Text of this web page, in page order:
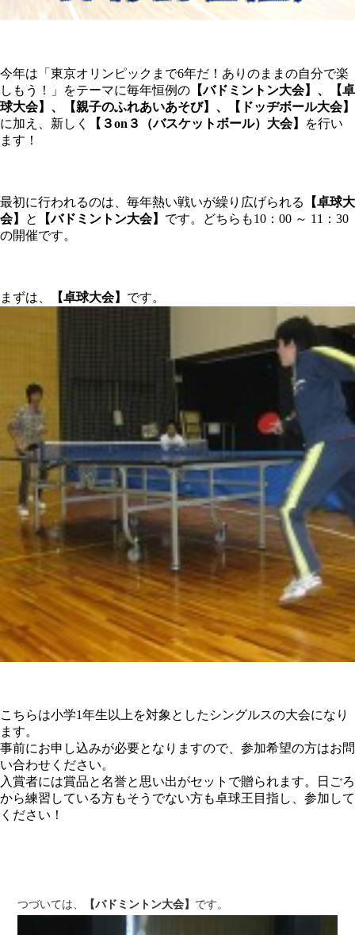
今年は「東京オリンピックまで6年だ！ありのままの自分で楽
しもう！」をテーマに毎年恒例の 【バドミントン大会】、【卓
球大会】、【親子のふれあいあそび】、【ドッヂボール大会】
に加え、新しく
【３on３（バスケットボール）大会】
を行い
ます！
最初に行われるのは、毎年熱い戦いが繰り広げられる
【卓球大
会】
と 【バドミントン大会】 です。どちらも10：00 ～ 11：30
の開催です。
まずは、 【卓球大会】 です。
こちらは小学1年生以上を対象としたシングルスの大会になり
ます。
事前にお申し込みが必要となりますので、参加希望の方はお問
い合わせください。
入賞者には賞品と名誉と思い出がセットで贈られます。日ごろ
から練習している方もそうでない方も卓球王目指し、参加して
ください！
つづいては、 【バドミントン大会】 です。